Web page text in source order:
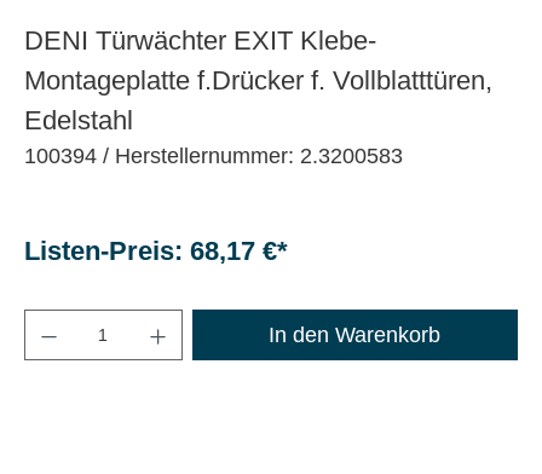
DENI Türwächter EXIT Klebe-
Montageplatte f.Drücker f. Vollblatttüren,
Edelstahl
100394 / Herstellernummer: 2.3200583
Listen-Preis: 68,17 €*
Maximale Bestellmenge: 1200
In den Warenkorb